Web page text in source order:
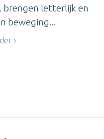
brengen letterlijk en
beweging...